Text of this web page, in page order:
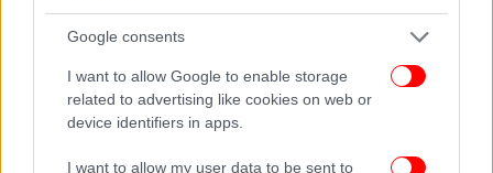
Google consents
I want to allow Google to enable storage
related to advertising like cookies on web or
device identifiers in apps.
I want to allow my user data to be sent to
Σε όλα τα άλλα περιβάλλοντα, η επέκταση του
πρασίνου παραπέμπει μόνο σε θετικές εξελίξεις:
περισσότερη ζωή, περισσότερη σκιά, πιο πλούσια
οικοσυστήματα, ύπαρξη νερού. Όμως στα Ιμαλάια,
τα πράγματα είναι διαφορετικά. Εκεί η βλάστηση